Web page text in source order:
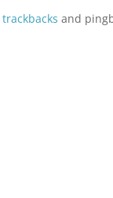
trackbacks and